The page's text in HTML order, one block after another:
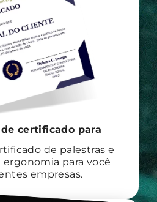
certificado para
de palestras e
para você
empresas.